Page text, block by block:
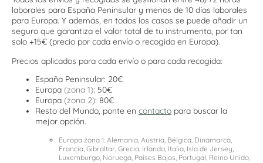
laborales para España Peninsular y menos de 10 días laborales
para Europa. Y además, en todos los casos se puede añadir un
seguro que garantiza el valor total de tu instrumento, por tan
solo +15€ (precio por cada envío o recogida en Europa).
Precios aplicados para cada envío o para cada recogida:
España Peninsular: 20€
Europa (zona 1): 50€
Europa (zona 2): 80€
Resto del Mundo, ponte en contacto para buscar la
mejor opción.
Europa zona 1: Alemania, Austria, Bélgica, Dinamarca,
Francia, Gibraltar, Grecia, Irlanda, Italia, Isla de Jersey,
Luxemburgo, Noruega, Países Bajos, Portugal, Reino Unido,